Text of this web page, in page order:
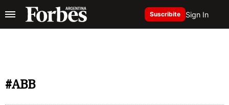
Suscribite Sign In
#ABB